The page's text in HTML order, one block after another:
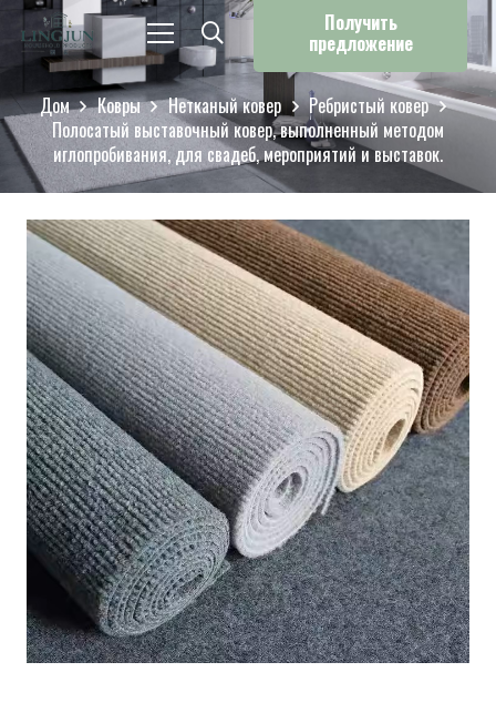
Получить
предложение
Дом Ковры Нетканый ковер
Ребристый ковер
Полосатый выставочный ковер, выполненный методом
иглопробивания, для свадеб, мероприятий и выставок.